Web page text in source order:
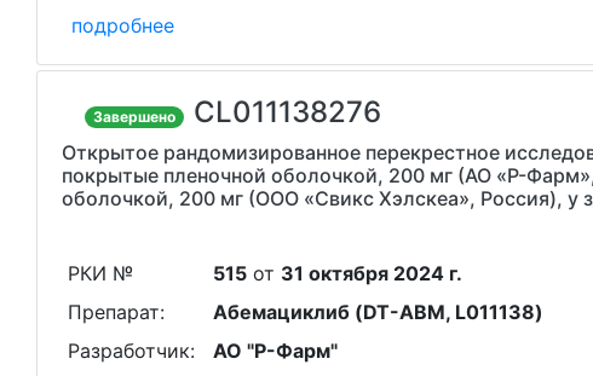
подробнее
Завершено CL011138276
Открытое рандомизированное перекрестное
покрытые пленочной оболочкой, 200 мг (АО «Р-
оболочкой, 200 мг (ООО «Свикс Хэлскеа», Россия), у
РКИ № 515от 31 октября 2024 г.
Препарат:
Абемациклиб (DT-ABM, L011138)
Разработчик:
АО "Р-Фарм"